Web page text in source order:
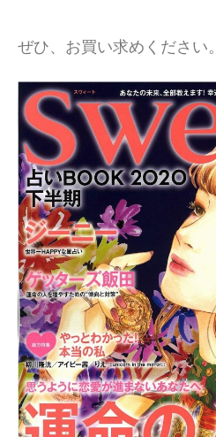
ぜひ、お買い求めください。